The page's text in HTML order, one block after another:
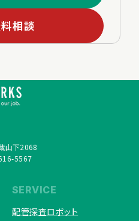
相談
山下2068
5567
SERVICE
配管探査ロボット